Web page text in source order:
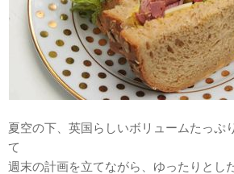
夏空の下、英国らしいボリュームたっぷ
て
週末の計画を立てながら、ゆったりとし